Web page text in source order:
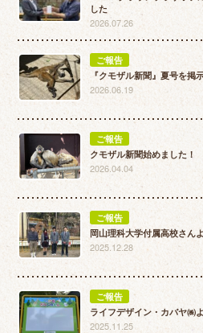
した
2026.07.26
ご報告
『クモザル新聞』夏号を掲
2026.06.19
ご報告
クモザル新聞始めました！
2026.04.04
ご報告
岡山理科大学付属高校さん
2025.12.28
ご報告
ライフデザイン・カバヤ㈱
2025.11.25